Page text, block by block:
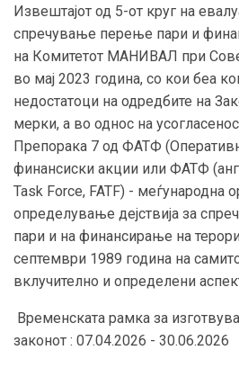
Извештајот од 5-от круг на
спречување перење пари и
на Комитетот МАНИВАЛ при
во мај 2023 година, со кои беа
недостатоци на одредбите на
мерки, а во однос на
Препорака 7 од ФАТФ
финансиски акции или ФАТФ
Task Force, FATF) - меѓународна
определување дејствија за
пари и на финансирање на
септември 1989 година на
вклучително и определени
Временската рамка за
законот : 07.04.2026 - 30.06.2026